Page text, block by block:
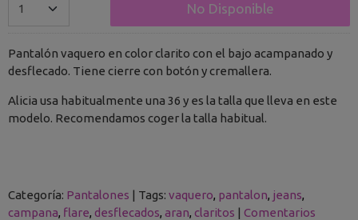
No Disponible
Pantalón vaquero en color clarito con el bajo acampanado y
desflecado. Tiene cierre con botón y cremallera.
Alicia usa habitualmente una 36 y es la talla que lleva en este
modelo. Recomendamos coger la talla habitual.
Categoría: Pantalones | Tags: vaquero pantalon jeans
campana flare desflecados aran claritos | Comentarios